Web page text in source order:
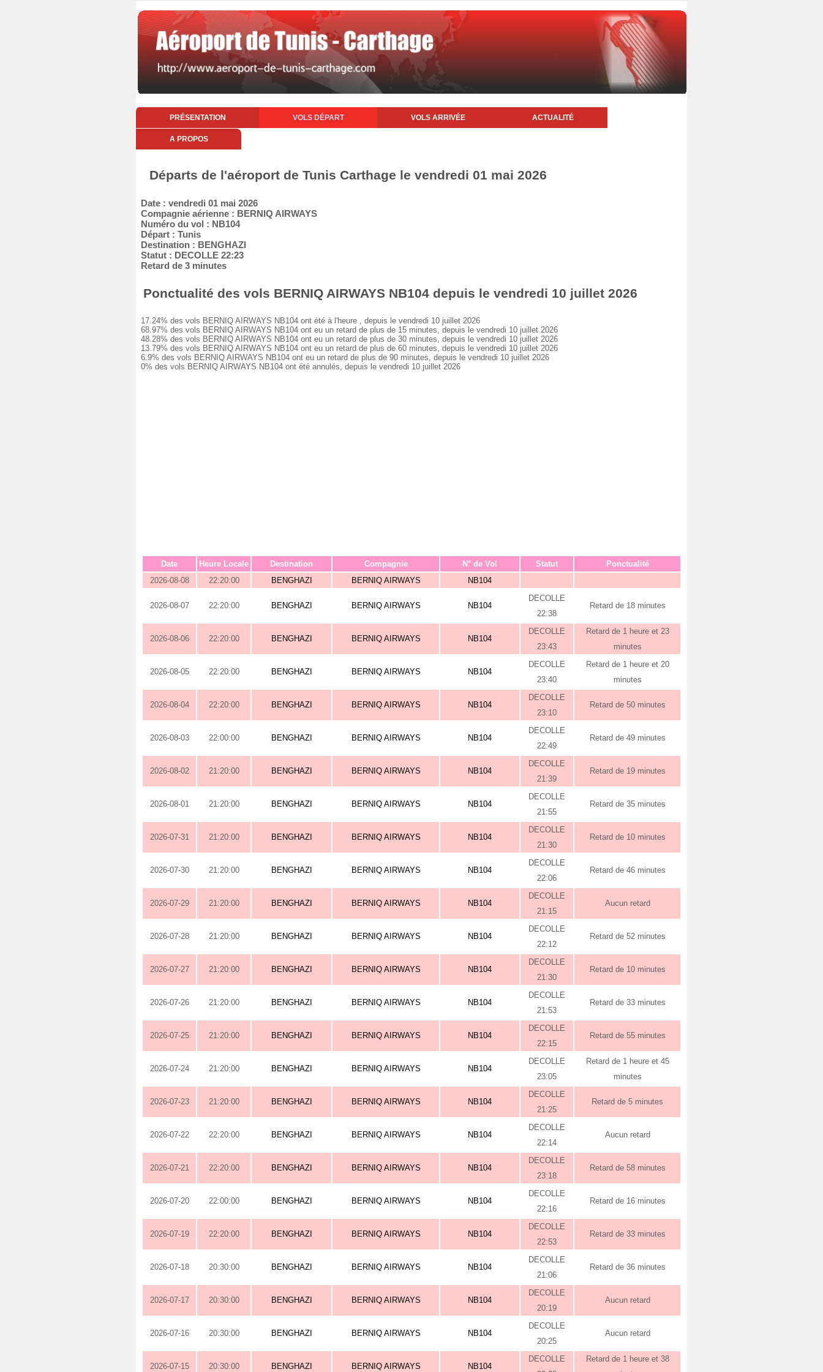
PRÉSENTATION VOLS DÉPART VOLS ARRIVÉE ACTUALITÉ
A PROPOS
Départs de l'aéroport de Tunis Carthage le vendredi 01 mai 2026
Date : vendredi 01 mai 2026
Compagnie aérienne : BERNIQ AIRWAYS
Numéro du vol : NB104
Départ : Tunis
Destination : BENGHAZI
Statut : DECOLLE 22:23
Retard de 3 minutes
Ponctualité des vols BERNIQ AIRWAYS NB104 depuis le vendredi 10 juillet 2026
17.24% des vols BERNIQ AIRWAYS NB104 ont été à l'heure , depuis le vendredi 10 juillet 2026
68.97% des vols BERNIQ AIRWAYS NB104 ont eu un retard de plus de 15 minutes, depuis le vendredi 10 juillet 2026
48.28% des vols BERNIQ AIRWAYS NB104 ont eu un retard de plus de 30 minutes, depuis le vendredi 10 juillet 2026
13.79% des vols BERNIQ AIRWAYS NB104 ont eu un retard de plus de 60 minutes, depuis le vendredi 10 juillet 2026
6.9% des vols BERNIQ AIRWAYS NB104 ont eu un retard de plus de 90 minutes, depuis le vendredi 10 juillet 2026
0% des vols BERNIQ AIRWAYS NB104 ont été annulés, depuis le vendredi 10 juillet 2026
Date Heure Locale Destination Compagnie N° de Vol Statut
Ponctualité
2026-08-08
22:20:00 BENGHAZI BERNIQ AIRWAYS NB104
2026-08-07 22:20:00 BENGHAZI BERNIQ AIRWAYS NB104
DECOLLE
22:38
Retard de 18 minutes
2026-08-06 22:20:00 BENGHAZI BERNIQ AIRWAYS NB104
DECOLLE
23:43
Retard de 1 heure et 23
minutes
2026-08-05 22:20:00 BENGHAZI BERNIQ AIRWAYS NB104
DECOLLE
23:40
Retard de 1 heure et 20
minutes
2026-08-04 22:20:00 BENGHAZI BERNIQ AIRWAYS NB104
DECOLLE
23:10
Retard de 50 minutes
2026-08-03 22:00:00 BENGHAZI BERNIQ AIRWAYS NB104
DECOLLE
22:49
Retard de 49 minutes
2026-08-02 21:20:00 BENGHAZI BERNIQ AIRWAYS NB104
DECOLLE
21:39
Retard de 19 minutes
2026-08-01 21:20:00 BENGHAZI BERNIQ AIRWAYS NB104
DECOLLE
21:55
Retard de 35 minutes
2026-07-31 21:20:00 BENGHAZI BERNIQ AIRWAYS NB104
DECOLLE
21:30
Retard de 10 minutes
2026-07-30 21:20:00 BENGHAZI BERNIQ AIRWAYS NB104
DECOLLE
22:06
Retard de 46 minutes
2026-07-29 21:20:00 BENGHAZI BERNIQ AIRWAYS NB104
DECOLLE
21:15
Aucun retard
2026-07-28 21:20:00 BENGHAZI BERNIQ AIRWAYS NB104
DECOLLE
22:12
Retard de 52 minutes
2026-07-27 21:20:00 BENGHAZI BERNIQ AIRWAYS NB104
DECOLLE
21:30
Retard de 10 minutes
2026-07-26 21:20:00 BENGHAZI BERNIQ AIRWAYS NB104
DECOLLE
21:53
Retard de 33 minutes
2026-07-25 21:20:00 BENGHAZI BERNIQ AIRWAYS NB104
DECOLLE
22:15
Retard de 55 minutes
2026-07-24 21:20:00 BENGHAZI BERNIQ AIRWAYS NB104
DECOLLE
23:05
Retard de 1 heure et 45
minutes
2026-07-23 21:20:00 BENGHAZI BERNIQ AIRWAYS NB104
DECOLLE
21:25
Retard de 5 minutes
2026-07-22 22:20:00 BENGHAZI BERNIQ AIRWAYS NB104
DECOLLE
22:14
Aucun retard
2026-07-21 22:20:00 BENGHAZI BERNIQ AIRWAYS NB104
DECOLLE
23:18
Retard de 58 minutes
2026-07-20 22:00:00 BENGHAZI BERNIQ AIRWAYS NB104
DECOLLE
22:16
Retard de 16 minutes
2026-07-19 22:20:00 BENGHAZI BERNIQ AIRWAYS NB104
DECOLLE
22:53
Retard de 33 minutes
2026-07-18 20:30:00 BENGHAZI BERNIQ AIRWAYS NB104
DECOLLE
21:06
Retard de 36 minutes
2026-07-17 20:30:00 BENGHAZI BERNIQ AIRWAYS NB104
DECOLLE
20:19
Aucun retard
2026-07-16 20:30:00 BENGHAZI BERNIQ AIRWAYS NB104
DECOLLE
20:25
Aucun retard
2026-07-15 20:30:00 BENGHAZI BERNIQ AIRWAYS NB104
DECOLLE
Retard de 1 heure et 38